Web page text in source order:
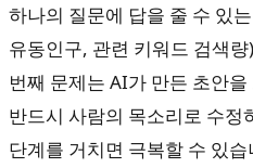
하나의 질문에 답을 줄 수 있
유동인구, 관련 키워드 검색
번째 문제는 AI가 만든 초안
반드시 사람의 목소리로 수정
단계를 거치면 극복할 수 있